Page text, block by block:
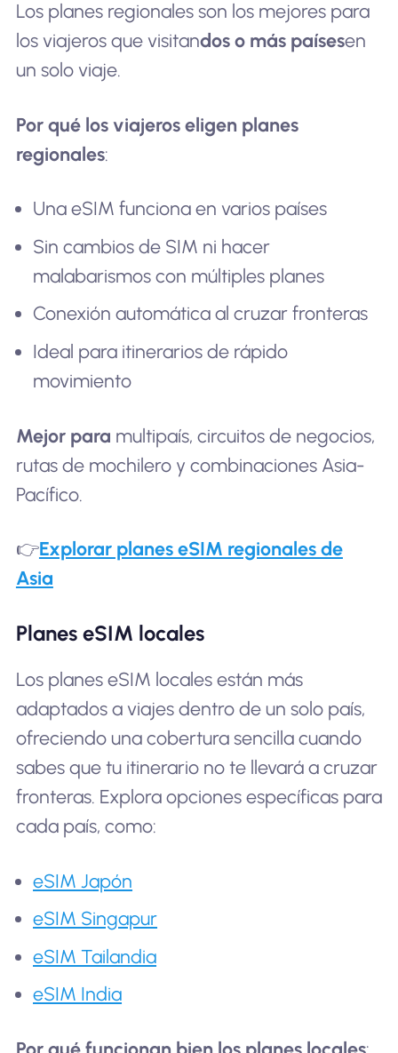
Los planes regionales son los mejores para
los viajeros que visitandos o más paísesen
un solo viaje.
Por qué los viajeros eligen planes
regionales:
Una eSIM funciona en varios países
Sin cambios de SIM ni hacer
malabarismos con múltiples planes
Conexión automática al cruzar fronteras
Ideal para itinerarios de rápido
movimiento
Mejor para multipaís, circuitos de negocios,
rutas de mochilero y combinaciones Asia-
Pacífico.
👉Explorar planes eSIM regionales de
Asia
Planes eSIM locales
Los planes eSIM locales están más
adaptados a viajes dentro de un solo país,
ofreciendo una cobertura sencilla cuando
sabes que tu itinerario no te llevará a cruzar
fronteras. Explora opciones específicas para
cada país, como:
eSIM Japón
eSIM Singapur
eSIM Tailandia
eSIM India